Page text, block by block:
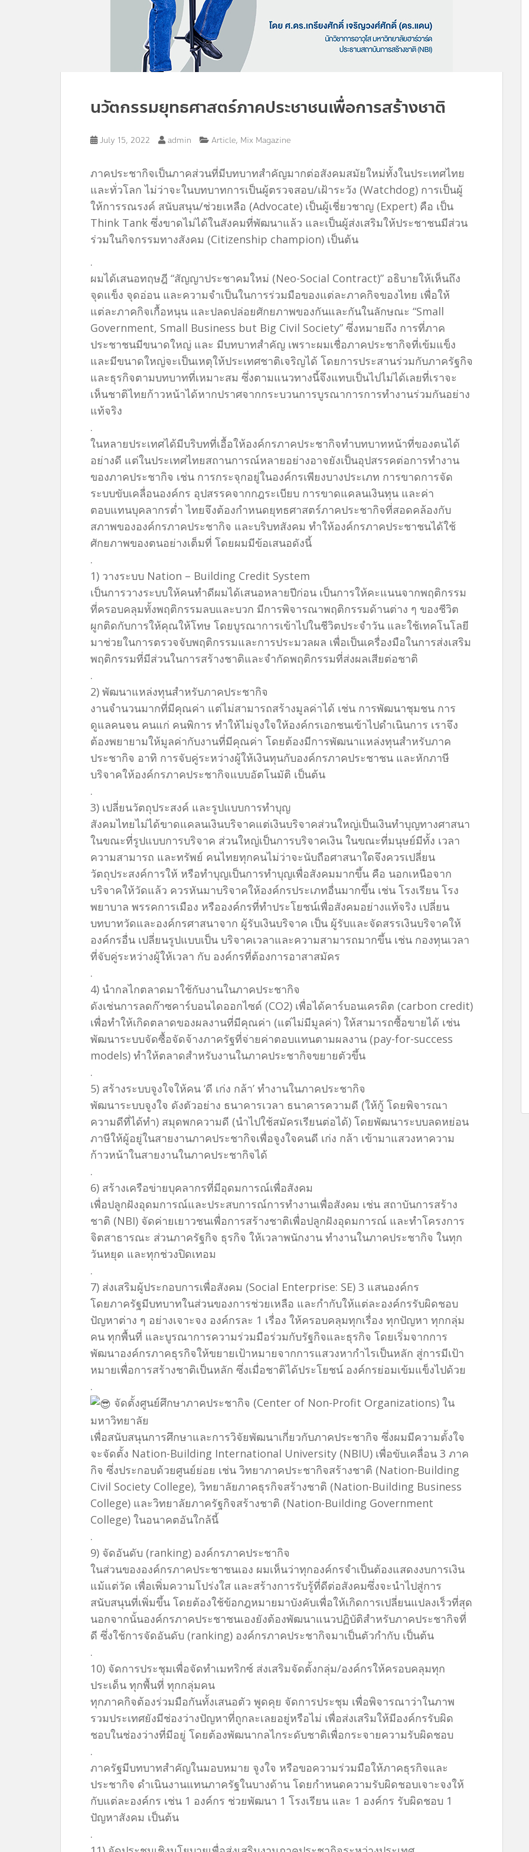
นวัตกรรมยุทธศาสตร์ภาคประชาชนเพื่อการสร้างชาติ
July 15, 2022 admin Article, Mix Magazine
ภาคประชากิจเป็นภาคส่วนที่มีบทบาทสำคัญมากต่อสังคมสมัยใหม่ทั้งในประเทศไทย
และทั่วโลก ไม่ว่าจะในบทบาทการเป็นผู้ตรวจสอบ/เฝ้าระวัง (Watchdog) การเป็นผู้
ให้การรณรงค์ สนับสนุน/ช่วยเหลือ (Advocate) เป็นผู้เชี่ยวชาญ (Expert) คือ เป็น
Think Tank ซึ่งขาดไม่ได้ในสังคมที่พัฒนาแล้ว และเป็นผู้ส่งเสริมให้ประชาชนมีส่วน
ร่วมในกิจกรรมทางสังคม (Citizenship champion) เป็นต้น
.
ผมได้เสนอทฤษฎี “สัญญาประชาคมใหม่ (Neo-Social Contract)” อธิบายให้เห็นถึง
จุดแข็ง จุดอ่อน และความจำเป็นในการร่วมมือของแต่ละภาคกิจของไทย เพื่อให้
แต่ละภาคกิจเกื้อหนุน และปลดปล่อยศักยภาพของกันและกันในลักษณะ “Small
Government, Small Business but Big Civil Society” ซึ่งหมายถึง การที่ภาค
ประชาชนมีขนาดใหญ่ และ มีบทบาทสำคัญ เพราะผมเชื่อภาคประชากิจที่เข้มแข็ง
และมีขนาดใหญ่จะเป็นเหตุให้ประเทศชาติเจริญได้ โดยการประสานร่วมกับภาครัฐกิจ
และธุรกิจตามบทบาทที่เหมาะสม ซึ่งตามแนวทางนี้จึงแทบเป็นไปไม่ได้เลยที่เราจะ
เห็นชาติไทยก้าวหน้าได้หากปราศจากกระบวนการบูรณาการการทำงานร่วมกันอย่าง
แท้จริง
.
ในหลายประเทศได้มีบริบทที่เอื้อให้องค์กรภาคประชากิจทำบทบาทหน้าที่ของตนได้
อย่างดี แต่ในประเทศไทยสถานการณ์หลายอย่างอาจยังเป็นอุปสรรคต่อการทำงาน
ของภาคประชากิจ เช่น การกระจุกอยู่ในองค์กรเพียงบางประเภท การขาดการจัด
ระบบขับเคลื่อนองค์กร อุปสรรคจากกฎระเบียบ การขาดแคลนเงินทุน และค่า
ตอบแทนบุคลากรต่ำ ไทยจึงต้องกำหนดยุทธศาสตร์ภาคประชากิจที่สอดคล้องกับ
สภาพขององค์กรภาคประชากิจ และบริบทสังคม ทำให้องค์กรภาคประชาชนได้ใช้
ศักยภาพของตนอย่างเต็มที่ โดยผมมีข้อเสนอดังนี้
.
1) วางระบบ Nation – Building Credit System
เป็นการวางระบบให้คนทำดีผมได้เสนอหลายปีก่อน เป็นการให้คะแนนจากพฤติกรรม
ที่ครอบคลุมทั้งพฤติกรรมลบและบวก มีการพิจารณาพฤติกรรมด้านต่าง ๆ ของชีวิต
ผูกติดกับการให้คุณให้โทษ โดยบูรณาการเข้าไปในชีวิตประจำวัน และใช้เทคโนโลยี
มาช่วยในการตรวจจับพฤติกรรมและการประมวลผล เพื่อเป็นเครื่องมือในการส่งเสริม
พฤติกรรมที่มีส่วนในการสร้างชาติและจำกัดพฤติกรรมที่ส่งผลเสียต่อชาติ
.
2) พัฒนาแหล่งทุนสำหรับภาคประชากิจ
งานจำนวนมากที่มีคุณค่า แต่ไม่สามารถสร้างมูลค่าได้ เช่น การพัฒนาชุมชน การ
ดูแลคนจน คนแก่ คนพิการ ทำให้ไม่จูงใจให้องค์กรเอกชนเข้าไปดำเนินการ เราจึง
ต้องพยายามให้มูลค่ากับงานที่มีคุณค่า โดยต้องมีการพัฒนาแหล่งทุนสำหรับภาค
ประชากิจ อาทิ การจับคู่ระหว่างผู้ให้เงินทุนกับองค์กรภาคประชาชน และหักภาษี
บริจาคให้องค์กรภาคประชากิจแบบอัตโนมัติ เป็นต้น
.
3) เปลี่ยนวัตถุประสงค์ และรูปแบบการทำบุญ
สังคมไทยไม่ได้ขาดแคลนเงินบริจาคแต่เงินบริจาคส่วนใหญ่เป็นเงินทำบุญทางศาสนา
ในขณะที่รูปแบบการบริจาค ส่วนใหญ่เป็นการบริจาคเงิน ในขณะที่มนุษย์มีทั้ง เวลา
ความสามารถ และทรัพย์ คนไทยทุกคนไม่ว่าจะนับถือศาสนาใดจึงควรเปลี่ยน
วัตถุประสงค์การให้ หรือทำบุญเป็นการทำบุญเพื่อสังคมมากขึ้น คือ นอกเหนือจาก
บริจาคให้วัดแล้ว ควรหันมาบริจาคให้องค์กรประเภทอื่นมากขึ้น เช่น โรงเรียน โรง
พยาบาล พรรคการเมือง หรือองค์กรที่ทำประโยชน์เพื่อสังคมอย่างแท้จริง เปลี่ยน
บทบาทวัดและองค์กรศาสนาจาก ผู้รับเงินบริจาค เป็น ผู้รับและจัดสรรเงินบริจาคให้
องค์กรอื่น เปลี่ยนรูปแบบเป็น บริจาคเวลาและความสามารถมากขึ้น เช่น กองทุนเวลา
ที่จับคู่ระหว่างผู้ให้เวลา กับ องค์กรที่ต้องการอาสาสมัคร
.
4) นำกลไกตลาดมาใช้กับงานในภาคประชากิจ
ดังเช่นการลดก๊าซคาร์บอนไดออกไซด์ (CO2) เพื่อได้คาร์บอนเครดิต (carbon credit)
เพื่อทำให้เกิดตลาดของผลงานที่มีคุณค่า (แต่ไม่มีมูลค่า) ให้สามารถซื้อขายได้ เช่น
พัฒนาระบบจัดซื้อจัดจ้างภาครัฐที่จ่ายค่าตอบแทนตามผลงาน (pay-for-success
models) ทำให้ตลาดสำหรับงานในภาคประชากิจขยายตัวขึ้น
.
5) สร้างระบบจูงใจให้คน ‘ดี เก่ง กล้า’ ทำงานในภาคประชากิจ
พัฒนาระบบจูงใจ ดังตัวอย่าง ธนาคารเวลา ธนาคารความดี (ให้กู้ โดยพิจารณา
ความดีที่ได้ทำ) สมุดพกความดี (นำไปใช้สมัครเรียนต่อได้) โดยพัฒนาระบบลดหย่อน
ภาษีให้ผู้อยู่ในสายงานภาคประชากิจเพื่อจูงใจคนดี เก่ง กล้า เข้ามาแสวงหาความ
ก้าวหน้าในสายงานในภาคประชากิจได้
.
6) สร้างเครือข่ายบุคลากรที่มีอุดมการณ์เพื่อสังคม
เพื่อปลูกฝังอุดมการณ์และประสบการณ์การทำงานเพื่อสังคม เช่น สถาบันการสร้าง
ชาติ (NBI) จัดค่ายเยาวชนเพื่อการสร้างชาติเพื่อปลูกฝังอุดมการณ์ และทำโครงการ
จิตสาธารณะ ส่วนภาครัฐกิจ ธุรกิจ ให้เวลาพนักงาน ทำงานในภาคประชากิจ ในทุก
วันหยุด และทุกช่วงปิดเทอม
.
7) ส่งเสริมผู้ประกอบการเพื่อสังคม (Social Enterprise: SE) 3 แสนองค์กร
โดยภาครัฐมีบทบาทในส่วนของการช่วยเหลือ และกำกับให้แต่ละองค์กรรับผิดชอบ
ปัญหาต่าง ๆ อย่างเจาะจง องค์กรละ 1 เรื่อง ให้ครอบคลุมทุกเรื่อง ทุกปัญหา ทุกกลุ่ม
คน ทุกพื้นที่ และบูรณาการความร่วมมือร่วมกับรัฐกิจและธุรกิจ โดยเริ่มจากการ
พัฒนาองค์กรภาคธุรกิจให้ขยายเป้าหมายจากการแสวงหากำไรเป็นหลัก สู่การมีเป้า
หมายเพื่อการสร้างชาติเป็นหลัก ซึ่งเมื่อชาติได้ประโยชน์ องค์กรย่อมเข้มแข็งไปด้วย
.
จัดตั้งศูนย์ศึกษาภาคประชากิจ (Center of Non-Profit Organizations) ใน
มหาวิทยาลัย
เพื่อสนับสนุนการศึกษาและการวิจัยพัฒนาเกี่ยวกับภาคประชากิจ ซึ่งผมมีความตั้งใจ
จะจัดตั้ง Nation-Building International University (NBIU) เพื่อขับเคลื่อน 3 ภาค
กิจ ซึ่งประกอบด้วยศูนย์ย่อย เช่น วิทยาภาคประชากิจสร้างชาติ (Nation-Building
Civil Society College), วิทยาลัยภาคธุรกิจสร้างชาติ (Nation-Building Business
College) และวิทยาลัยภาครัฐกิจสร้างชาติ (Nation-Building Government
College) ในอนาคตอันใกล้นี้
.
9) จัดอันดับ (ranking) องค์กรภาคประชากิจ
ในส่วนขององค์กรภาคประชาชนเอง ผมเห็นว่าทุกองค์กรจำเป็นต้องแสดงงบการเงิน
แม้แต่วัด เพื่อเพิ่มความโปร่งใส และสร้างการรับรู้ที่ดีต่อสังคมซึ่งจะนำไปสู่การ
สนับสนุนที่เพิ่มขึ้น โดยต้องใช้ข้อกฎหมายมาบังคับเพื่อให้เกิดการเปลี่ยนแปลงเร็วที่สุด
นอกจากนั้นองค์กรภาคประชาชนเองยังต้องพัฒนาแนวปฏิบัติสำหรับภาคประชากิจที่
ดี ซึ่งใช้การจัดอันดับ (ranking) องค์กรภาคประชากิจมาเป็นตัวกำกับ เป็นต้น
.
10) จัดการประชุมเพื่อจัดทำเมทริกซ์ ส่งเสริมจัดตั้งกลุ่ม/องค์กรให้ครอบคลุมทุก
ประเด็น ทุกพื้นที่ ทุกกลุ่มคน
ทุกภาคกิจต้องร่วมมือกันทั้งเสนอตัว พูดคุย จัดการประชุม เพื่อพิจารณาว่าในภาพ
รวมประเทศยังมีช่องว่างปัญหาที่ถูกละเลยอยู่หรือไม่ เพื่อส่งเสริมให้มีองค์กรรับผิด
ชอบในช่องว่างที่มีอยู่ โดยต้องพัฒนากลไกระดับชาติเพื่อกระจายความรับผิดชอบ
.
ภาครัฐมีบทบาทสำคัญในมอบหมาย จูงใจ หรือขอความร่วมมือให้ภาคธุรกิจและ
ประชากิจ ดำเนินงานแทนภาครัฐในบางด้าน โดยกำหนดความรับผิดชอบเจาะจงให้
กับแต่ละองค์กร เช่น 1 องค์กร ช่วยพัฒนา 1 โรงเรียน และ 1 องค์กร รับผิดชอบ 1
ปัญหาสังคม เป็นต้น
.